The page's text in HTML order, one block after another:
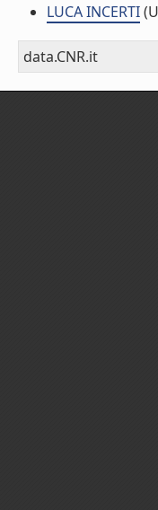
LUCA INCERTI
data.CNR.it